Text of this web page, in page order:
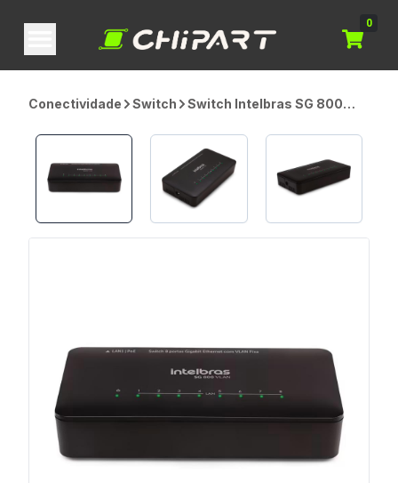
0
Conectividade Switch
Switch Intelbras SG 800
Ethernet